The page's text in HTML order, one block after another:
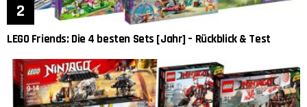
LEGO Friends: Die 4 besten Sets [Jahr] – Rückblick & Test